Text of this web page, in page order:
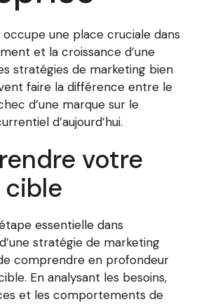
une place cruciale dans
et la croissance d’une
stratégies de marketing bien
faire la différence entre le
d’une marque sur le
d’aujourd’hui.
votre
essentielle dans
stratégie de marketing
comprendre en profondeur
En analysant les besoins,
et les comportements de